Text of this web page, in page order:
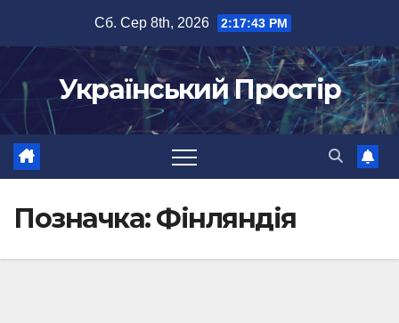
вмісту
Сб. Сер 8th, 2026 2:17:44 PM
Український Простір
Позначка:Фінляндія